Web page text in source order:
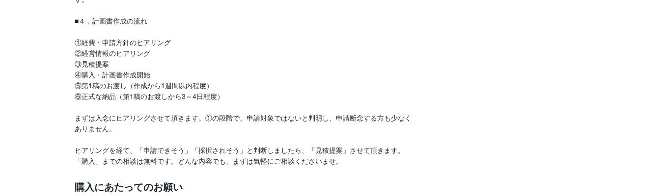
■４．計画書作成の流れ
①経費・申請方針のヒアリング
②経営情報のヒアリング
③見積提案
④購入・計画書作成開始
⑤第1稿のお渡し（作成から1週間以内程度）
⑥正式な納品（第1稿のお渡しから3～4日程度）
まずは入念にヒアリングさせて頂きます。①の段階で、申請対象ではないと判明し、申請断念する方も少なく
ありません。
ヒアリングを経て、「申請できそう」「採択されそう」と判断しましたら、「見積提案」させて頂きます。
「購入」までの相談は無料です。どんな内容でも、まずは気軽にご相談くださいませ。
購入にあたってのお願い